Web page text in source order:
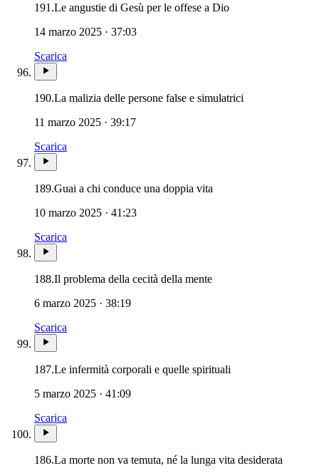
191.Le angustie di Gesù per le offese a Dio
14 marzo 2025 · 37:03
Scarica
190.La malizia delle persone false e simulatrici
11 marzo 2025 · 39:17
Scarica
189.Guai a chi conduce una doppia vita
10 marzo 2025 · 41:23
Scarica
188.Il problema della cecità della mente
6 marzo 2025 · 38:19
Scarica
187.Le infermità corporali e quelle spirituali
5 marzo 2025 · 41:09
Scarica
186.La morte non va temuta, né la lunga vita desiderata